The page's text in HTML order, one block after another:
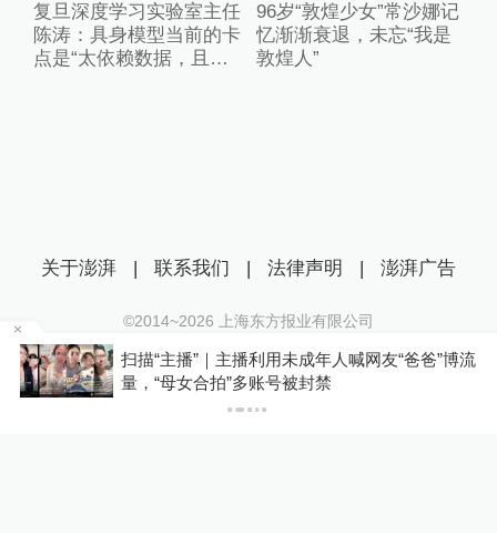
复旦深度学习实验室主任
陈涛：具身模型当前的卡
点是“太依赖数据，且缺
96岁“敦煌少女”常沙娜记
忆渐渐衰退，未忘“我是
敦煌人”
扫描“主播”｜主播利用未成年人喊网友“爸爸”博流
量，“母女合拍”多账号被封禁
关于澎湃 | 联系我们 | 法律声明 | 澎湃广告
©2014~2026 上海东方报业有限公司
沪ICP证：沪B2-20170116 | 沪ICP备14003370号
互联网新闻信息服务许可证：31120170006
沪公网安备 31010602000299号